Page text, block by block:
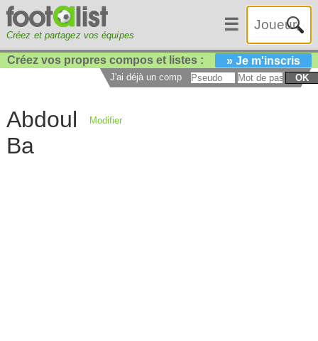
Créez et partagez vos équipes
☰
Créez vos propres compos et listes : » Je m'inscris
J'ai déjà un compte : OK
Abdoul
Ba
Modifier